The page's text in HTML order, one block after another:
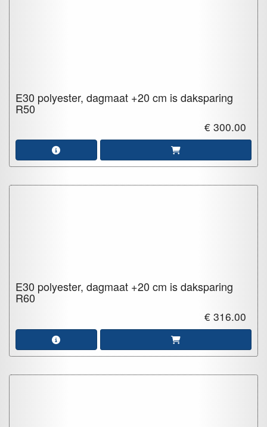
E30 polyester, dagmaat +20 cm is daksparing
R50
€ 300.00
E30 polyester, dagmaat +20 cm is daksparing
R60
€ 316.00